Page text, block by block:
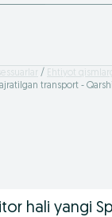
Ehtiyot
transport - Qarshi
hali yangi